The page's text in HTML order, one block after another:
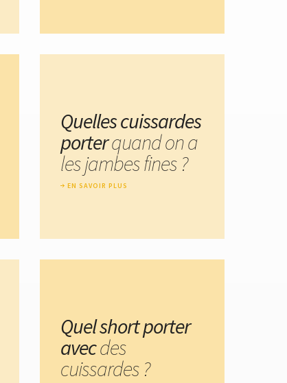
Quelles cuissardes
porterquand on a
les jambes fines ?
EN SAVOIR PLUS
Quel short porter
avecdes
cuissardes ?